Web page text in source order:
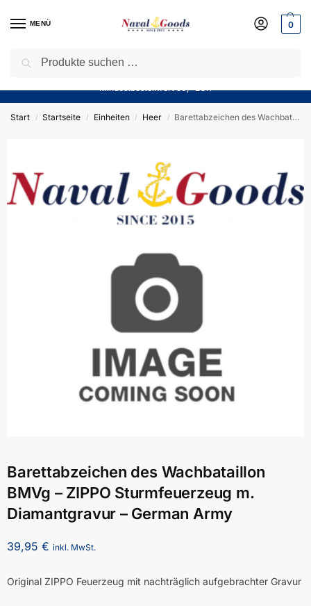
MENÜ 0
Sparen Sie jetzt bares Geld! — Mit unserem Gutschein
Mindestbestellwert 50,- EUR
Start / Startseite / Einheiten / Heer / Barettabzeichen des Wachbataillon BMVg – ZIPPO Sturmfeuerzeug m. Diamantgravur – German Army
Barettabzeichen des Wachbataillon
BMVg – ZIPPO Sturmfeuerzeug m.
Diamantgravur – German Army
39,95 € inkl. MwSt.
Original ZIPPO Feuerzeug mit nachträglich aufgebrachter Gravur